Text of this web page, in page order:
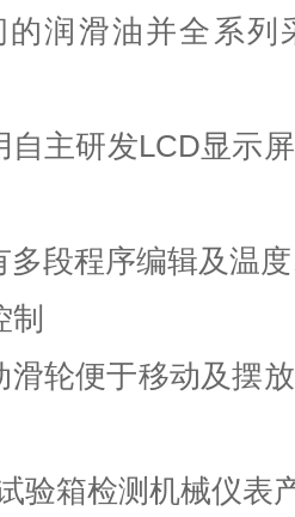
润滑油并全系列
自主研发LCD显示
多段程序编辑及温
滑轮便于移动及摆
验箱检测机械仪表